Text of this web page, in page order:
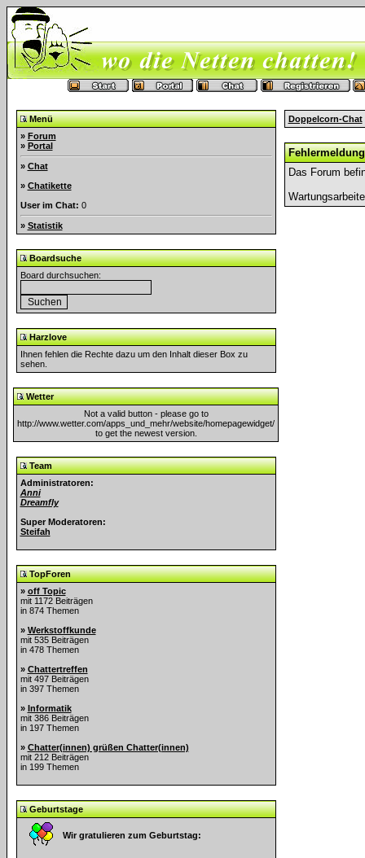
Menü
» Forum
» Portal
» Chat
» Chatikette
User im Chat: 0
» Statistik
Boardsuche
Board durchsuchen:
Harzlove
Ihnen fehlen die Rechte dazu um den Inhalt dieser Box zu
sehen.
Wetter
Not a valid button - please go to
http://www.wetter.com/apps_und_mehr/website/homepagewidget/
to get the newest version.
Team
Administratoren:
Anni
Dreamfly
Super Moderatoren:
Steifah
TopForen
» off Topic
mit 1172 Beiträgen
in 874 Themen
» Werkstoffkunde
mit 535 Beiträgen
in 478 Themen
» Chattertreffen
mit 497 Beiträgen
in 397 Themen
» Informatik
mit 386 Beiträgen
in 197 Themen
» Chatter(innen) grüßen Chatter(innen)
mit 212 Beiträgen
in 199 Themen
Geburtstage
Wir gratulieren zum Geburtstag:
Doppelcorn-Chat
Fehlermeldung
Das Forum